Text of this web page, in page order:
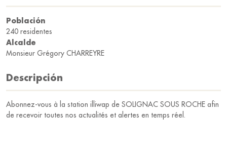
Población
240 residentes
Alcalde
Monsieur Grégory CHARREYRE
Descripción
Abonnez-vous à la station illiwap de SOLIGNAC SOUS ROCHE afin
de recevoir toutes nos actualités et alertes en temps réel.